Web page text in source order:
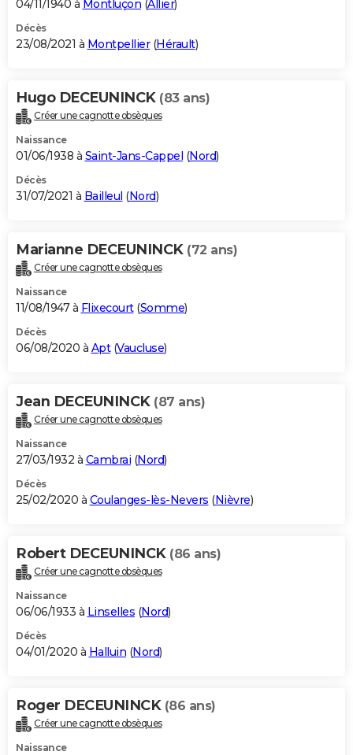
04/11/1940 à Montluçon (Allier)
Décès
23/08/2021 à Montpellier(Hérault)
Hugo DECEUNINCK (83 ans)
Créer une cagnotte obsèques
Naissance
01/06/1938 à Saint-Jans-Cappel (Nord)
Décès
31/07/2021 à Bailleul (Nord)
Marianne DECEUNINCK (72 ans)
Créer une cagnotte obsèques
Naissance
11/08/1947 à Flixecourt(Somme)
Décès
06/08/2020 à Apt(Vaucluse)
Jean DECEUNINCK (87 ans)
Créer une cagnotte obsèques
Naissance
27/03/1932 à Cambrai (Nord)
Décès
25/02/2020 à Coulanges-lès-Nevers (Nièvre)
Robert DECEUNINCK (86 ans)
Créer une cagnotte obsèques
Naissance
06/06/1933 à Linselles (Nord)
Décès
04/01/2020 à Halluin (Nord)
Roger DECEUNINCK (86 ans)
Créer une cagnotte obsèques
Naissance